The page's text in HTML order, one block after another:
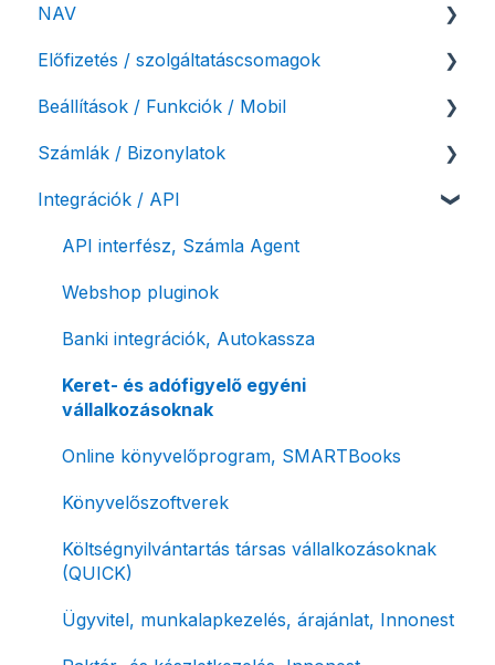
Felhasználó beállításai
Számlázási fiók kezdő beállításai, első lépések
NAV
NAV online adatszolgáltatás
Adóhatósági ellenőrzés adatszolgáltatás
NAV pénztárgép feladás (PTGSZLAH)
Számlaverzum
Előfizetés / szolgáltatáscsomagok
Szolgáltatáscsomag kiválasztása
Szolgáltatáscsomag módosítása
Fiók / felhasználó törlése
Díjfizetés / díjtartozás / korlátozás
Fizetési módok
Beállítások / Funkciók / Mobil
Számlakészítés
Mobilapplikáció / MostSzámlázz
Bejövő számlák és vevői fiók
Tömeges számlagenerálás
Tömeges-, és csoportos műveletek
Megbízott számlakibocsátás / Önszámlázás
Évzárás #free csomagban
Számla nyomtatás / mobilnyomtatók
Számlák / Bizonylatok
Sztornó-, és helyesbítő számla
Díjbekérő, szállítólevél
Előlegszámla, végszámla
E-számla
Nyugta / e-nyugta
Integrációk / API
API interfész, Számla Agent
Webshop pluginok
Banki integrációk, Autokassza
Keret- és adófigyelő egyéni
vállalkozásoknak
Online könyvelőprogram, SMARTBooks
Könyvelőszoftverek
Költségnyilvántartás társas vállalkozásoknak
(QUICK)
Ügyvitel, munkalapkezelés, árajánlat, Innonest